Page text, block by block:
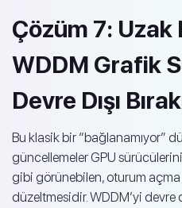
Çözüm 7: Uzak
WDDM Grafik
Devre Dışı
Bu klasik bir “bağlanamıyor”
güncellemeler GPU
gibi görünebilen, oturum açma
düzeltmesidir. WDDM’yi devre